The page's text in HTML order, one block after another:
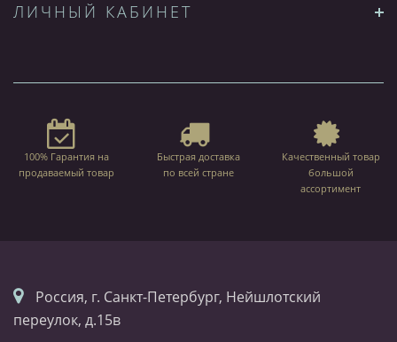
ЛИЧНЫЙ КАБИНЕТ
100% Гарантия на
продаваемый товар
Быстрая доставка
по всей стране
Качественный товар
большой
ассортимент
Россия, г. Санкт-Петербург, Нейшлотский
переулок, д.15в